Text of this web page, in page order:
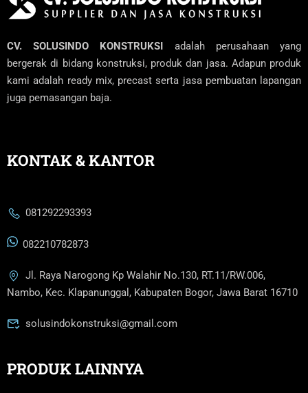
CV. SOLUSINDO KONSTRUKSI adalah perusahaan yang
bergerak di bidang konstruksi, produk dan jasa. Adapun produk
kami adalah ready mix, precast serta jasa pembuatan lapangan
juga pemasangan baja.
KONTAK & KANTOR
081292293393
082210782873
Jl. Raya Narogong Kp Walahir No.130, RT.11/RW.006,
Nambo, Kec. Klapanunggal, Kabupaten Bogor, Jawa Barat 16710
solusindokonstruksi@gmail.com
PRODUK LAINNYA